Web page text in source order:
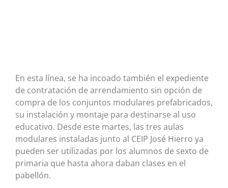
En esta línea, se ha incoado también el expediente
de contratación de arrendamiento sin opción de
compra de los conjuntos modulares prefabricados,
su instalación y montaje para destinarse al uso
educativo. Desde este martes, las tres aulas
modulares instaladas junto al CEIP José Hierro ya
pueden ser utilizadas por los alumnos de sexto de
primaria que hasta ahora daban clases en el
pabellón.